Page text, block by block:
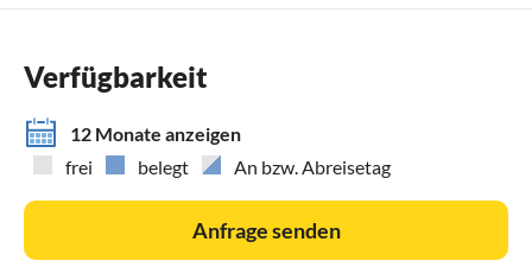
Verfügbarkeit
12 Monate anzeigen
frei
belegt An bzw. Abreisetag
Anfrage senden